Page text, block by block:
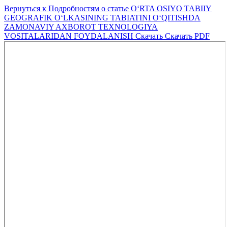
Вернуться к Подробностям о статье O‘RTA OSIYO TABIIY
GEOGRAFIK O‘LKASINING TABIATINI O‘QITISHDA
ZAMONAVIY AXBOROT TEXNOLOGIYA
VOSITALARIDAN FOYDALANISH Скачать Скачать PDF